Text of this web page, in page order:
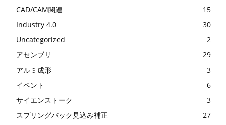
CAD/CAM関連
15
Industry 4.0
30
Uncategorized
2
アセンブリ
29
アルミ成形
3
イベント
6
サイエンストーク
3
スプリングバック見込み補正
27